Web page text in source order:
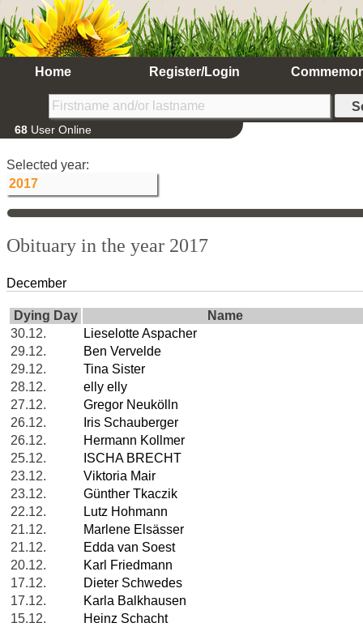
Home Register/Login
68 User Online
Selected year:
Obituary in the year 2017
December
Dying Day
Name
30.12.
Lieselotte Aspacher
29.12.
Ben Vervelde
29.12.
Tina Sister
28.12.
elly elly
27.12.
Gregor Neukölln
26.12.
Iris Schauberger
26.12.
Hermann Kollmer
25.12.
ISCHA BRECHT
23.12.
Viktoria Mair
23.12.
Günther Tkaczik
22.12.
Lutz Hohmann
21.12.
Marlene Elsässer
21.12.
Edda van Soest
20.12.
Karl Friedmann
17.12.
Dieter Schwedes
17.12.
Karla Balkhausen
15.12.
Heinz Schacht